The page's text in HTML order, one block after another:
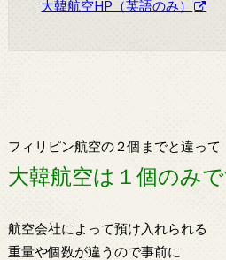
大韓航空HP（英語のみ）
フィリピン航空の２個までと違って
大韓航空は１個のみで
航空会社によって預け入れられる
重量や個数が違うので事前に